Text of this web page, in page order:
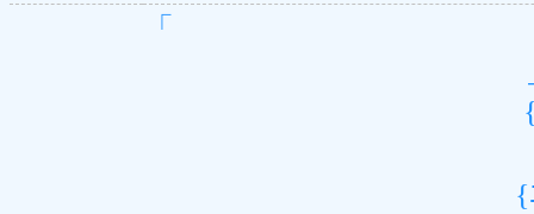
「
{ヽ_ | ・＞￣
{ﾆ|二| ・